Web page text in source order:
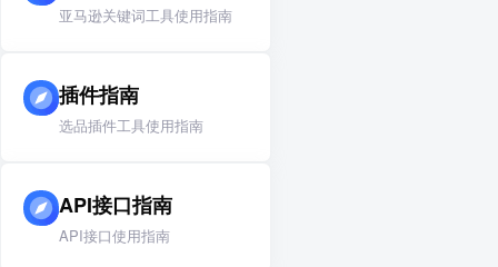
亚马逊关键词工具使用指南
插件指南
选品插件工具使用指南
API接口指南
API接口使用指南